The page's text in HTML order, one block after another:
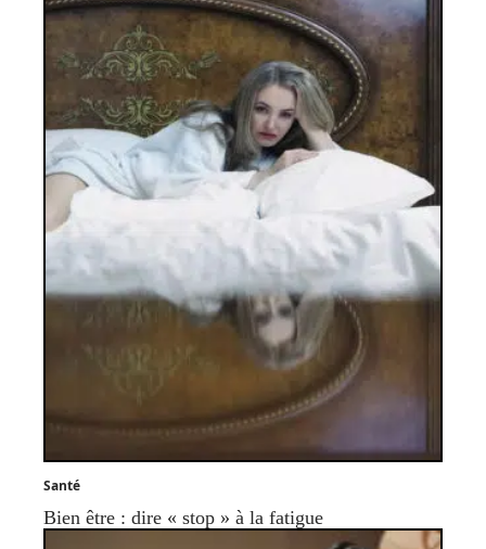
Santé
Bien être : dire « stop » à la fatigue